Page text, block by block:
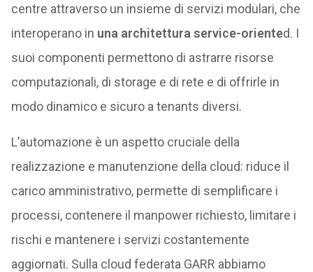
centre attraverso un insieme di servizi modulari, che
interoperano in una architettura service-oriented. I
suoi componenti permettono di astrarre risorse
computazionali, di storage e di rete e di offrirle in
modo dinamico e sicuro a tenants diversi.
L’automazione è un aspetto cruciale della
realizzazione e manutenzione della cloud: riduce il
carico amministrativo, permette di semplificare i
processi, contenere il manpower richiesto, limitare i
rischi e mantenere i servizi costantemente
aggiornati. Sulla cloud federata GARR abbiamo